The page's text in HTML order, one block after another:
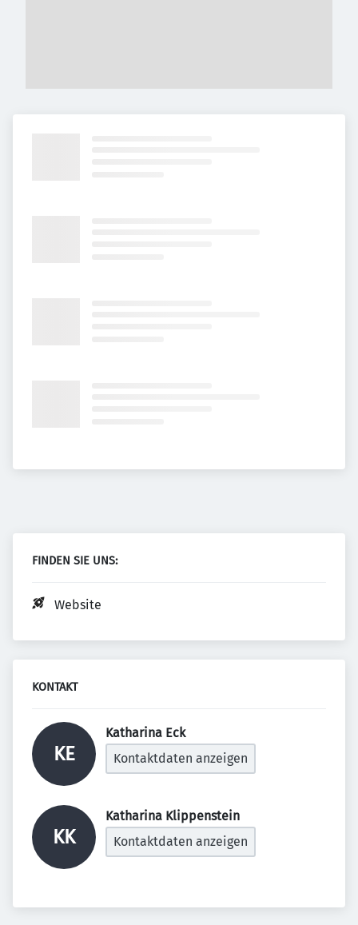
FINDEN SIE UNS:
Website
KONTAKT
KE
Katharina Eck
Kontaktdaten anzeigen
KK
Katharina Klippenstein
Kontaktdaten anzeigen